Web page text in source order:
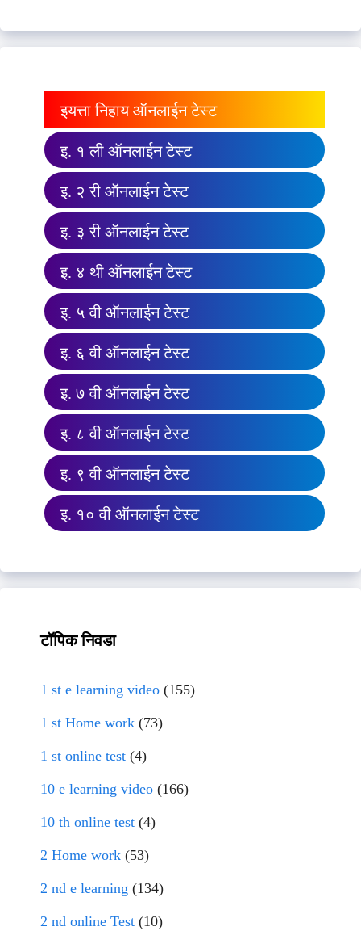
इयत्ता निहाय ऑनलाईन टेस्ट
इ. १ ली ऑनलाईन टेस्ट
इ. २ री ऑनलाईन टेस्ट
इ. ३ री ऑनलाईन टेस्ट
इ. ४ थी ऑनलाईन टेस्ट
इ. ५ वी ऑनलाईन टेस्ट
इ. ६ वी ऑनलाईन टेस्ट
इ. ७ वी ऑनलाईन टेस्ट
इ. ८ वी ऑनलाईन टेस्ट
इ. ९ वी ऑनलाईन टेस्ट
इ. १० वी ऑनलाईन टेस्ट
टॉपिक निवडा
1 st e learning video (155)
1 st Home work (73)
1 st online test (4)
10 e learning video (166)
10 th online test (4)
2 Home work (53)
2 nd e learning (134)
2 nd online Test (10)